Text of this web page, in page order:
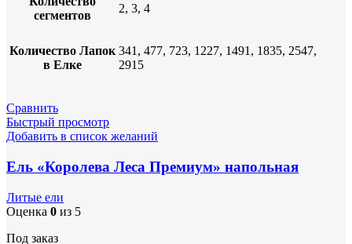
сегментов
2, 3, 4
Количество Лапок
в Елке
341, 477, 723, 1227, 1491, 1835, 2547,
2915
Сравнить
Быстрый просмотр
Добавить в список желаний
Ель «Королева Леса Премиум» напольная
Литые ели
Оценка 0 из 5
Под заказ